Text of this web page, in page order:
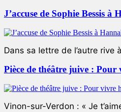
J’accuse de Sophie Bessis
Dans sa lettre de l’autre rive
Pièce de théâtre juive :
Vinon-sur-Verdon : « Je